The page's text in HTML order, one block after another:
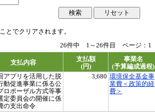
とでクリアされます。
26件中 1～26件目 ページ： 1
支払内容
支払額
(円)
事業名
(予算編成過程)
アプリを活用した脱
動促進事業に係る公
ロポーザル方式等事
定委員会の開催に係
の支出命令
3,680 環境保全基金事
業費＜政策的経
費＞